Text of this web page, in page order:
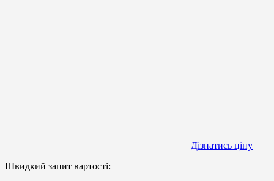
Дізнатись ціну
Швидкий запит вартості: